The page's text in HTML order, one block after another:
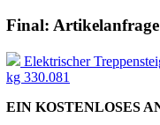
Final:
Elektrischer
kg 330.081
EIN KOSTENLOSES